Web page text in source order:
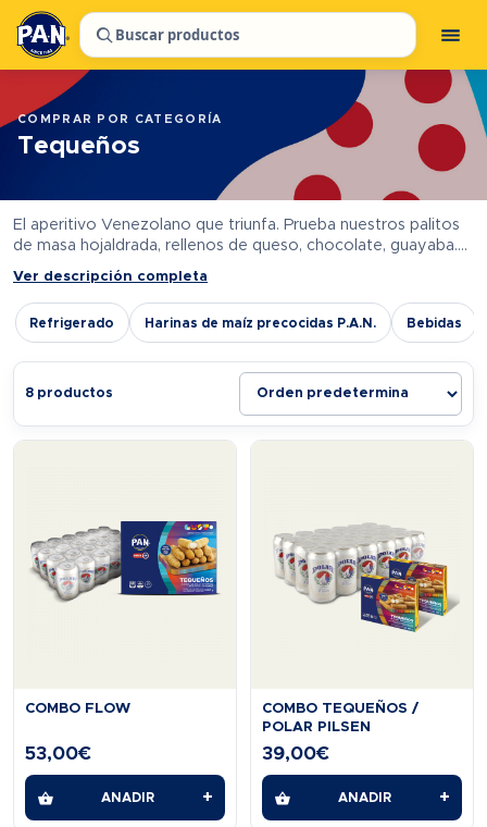
Buscar productos
COMPRAR POR CATEGORÍA
Tequeños
El aperitivo Venezolano que triunfa. Prueba nuestros palitos
de masa hojaldrada, rellenos de queso, chocolate, guayaba.
Perfectos como tapa o entrante. Lo puedes encontrar de
varios formatos,…
Ver descripción completa
Refrigerado Harinas de maíz precocidas P.A.N. Bebidas
8 productos
COMBO FLOW
53,00€
AÑADIR +
COMBO TEQUEÑOS /
POLAR PILSEN
39,00€
AÑADIR +